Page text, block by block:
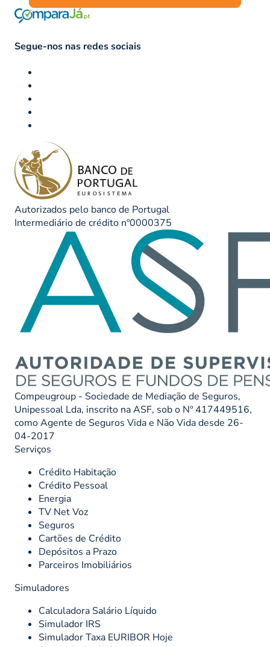
Segue-nos nas redes sociais
Autorizados pelo banco de Portugal
Intermediário de crédito nº0000375
Compeugroup - Sociedade de Mediação de Seguros,
Unipessoal Lda, inscrito na ASF, sob o Nº 417449516,
como Agente de Seguros Vida e Não Vida desde 26-
04-2017
Serviços
Crédito Habitação
Crédito Pessoal
Energia
TV Net Voz
Seguros
Cartões de Crédito
Depósitos a Prazo
Parceiros Imobiliários
Simuladores
Calculadora Salário Líquido
Simulador IRS
Simulador Taxa EURIBOR Hoje